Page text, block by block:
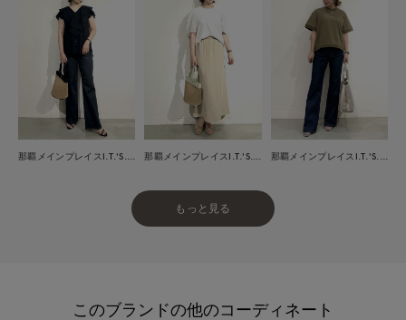
もっと見る
このブランドの他のコーディネート